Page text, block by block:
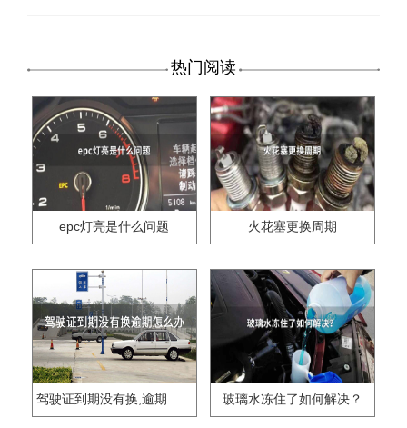
热门阅读
epc灯亮是什么问题 火花塞更换周期
驾驶证到期没有换,逾期怎么办?? 玻璃水冻住了如何解决？